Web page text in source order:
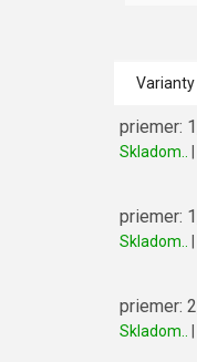
Varianty
priemer:
Skladom..
priemer:
Skladom..
priemer:
Skladom..